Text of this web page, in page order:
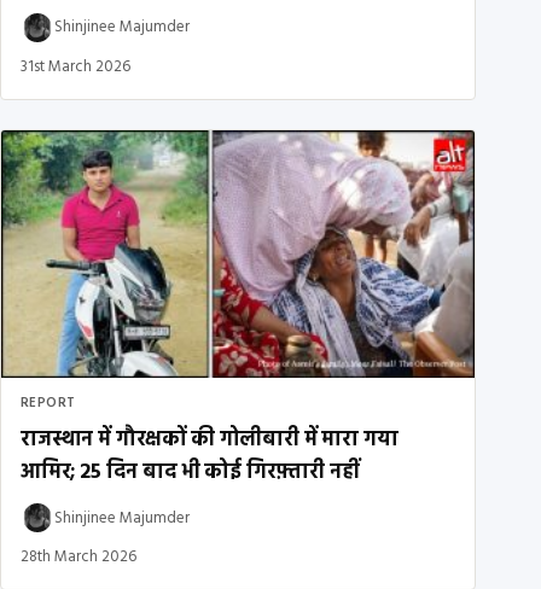
Shinjinee Majumder
31st March 2026
REPORT
राजस्थान में गौरक्षकों की गोलीबारी में मारा गया
आमिर; 25 दिन बाद भी कोई गिरफ़्तारी नहीं
Shinjinee Majumder
28th March 2026